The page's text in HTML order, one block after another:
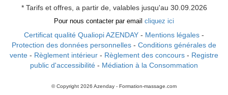
* Tarifs et offres, a partir de, valables jusqu'au 30.09.2026
Pour nous contacter par email cliquez ici
Certificat qualité Qualiopi AZENDAY - Mentions légales -
Protection des données personnelles - Conditions générales de
vente - Règlement intérieur - Règlement des concours - Registre
public d'accessibilité - Médiation à la Consommation
© Copyright 2026 Azenday - Formation-massage.com